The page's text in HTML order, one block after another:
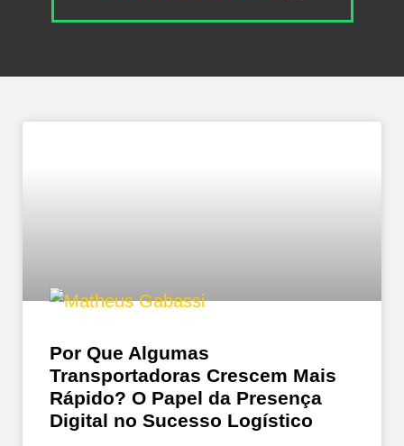
Por Que Algumas
Transportadoras Crescem Mais
Rápido? O Papel da Presença
Digital no Sucesso Logístico